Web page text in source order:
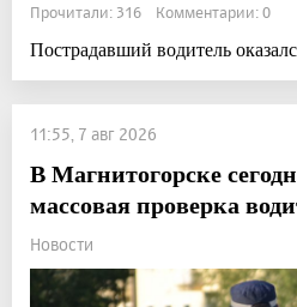
Прочитали: 316 Комментарии: 0
Пострадавший водитель
11:55, 7 авг 2026
В Магнитогорске
массовая проверка
Новости